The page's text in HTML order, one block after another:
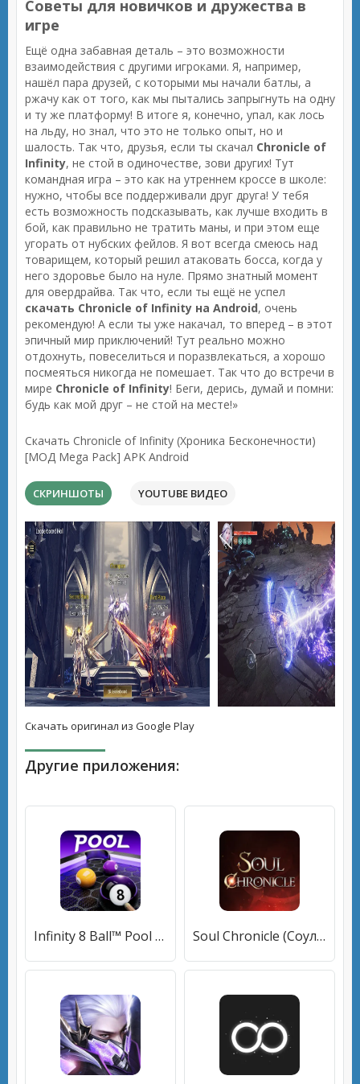
Советы для новичков и дружества в
игре
Ещё одна забавная деталь – это возможности
взаимодействия с другими игроками. Я, например,
нашёл пара друзей, с которыми мы начали батлы, а
ржачу как от того, как мы пытались запрыгнуть на одну
и ту же платформу! В итоге я, конечно, упал, как лось
на льду, но знал, что это не только опыт, но и
шалость. Так что, друзья, если ты скачал Chronicle of
Infinity, не стой в одиночестве, зови других! Тут
командная игра – это как на утреннем кроссе в школе:
нужно, чтобы все поддерживали друг друга! У тебя
есть возможность подсказывать, как лучше входить в
бой, как правильно не тратить маны, и при этом еще
угорать от нубских фейлов. Я вот всегда смеюсь над
товарищем, который решил атаковать босса, когда у
него здоровье было на нуле. Прямо знатный момент
для овердрайва. Так что, если ты ещё не успел
скачать Chronicle of Infinity на Android, очень
рекомендую! А если ты уже накачал, то вперед – в этот
эпичный мир приключений! Тут реально можно
отдохнуть, повеселиться и поразвлекаться, а хорошо
посмеяться никогда не помешает. Так что до встречи в
мире Chronicle of Infinity! Беги, дерись, думай и помни:
будь как мой друг – не стой на месте!»
Скачать Chronicle of Infinity (Хроника Бесконечности)
[МОД Mega Pack] APK Android
СКРИНШОТЫ YOUTUBE ВИДЕО
Скачать оригинал из Google Play
Другие приложения:
Infinity 8 Ball™ Pool King [МОД Mega Pack] APK Android Soul Chronicle (Соул Хроникл) [МОД Много денег] APK Android